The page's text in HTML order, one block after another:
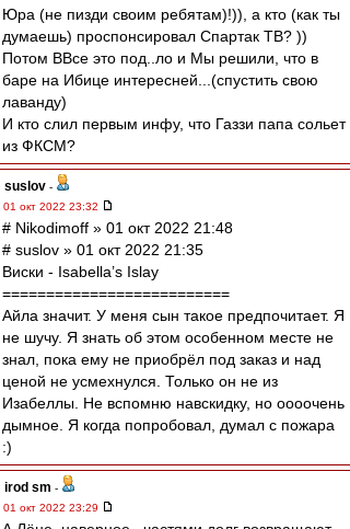
Юра (не пизди своим ребятам)!)), а кто (как ты
думаешь) проспонсировал Спартак ТВ? ))
Потом ВВсе это под..ло и Мы решили, что в
баре на Ибице интересней...(спустить свою
лаванду)
И кто слил первым инфу, что Газзи папа сольет
из ФКСМ?
suslov -
01 окт 2022 23:32
# Nikodimoff » 01 окт 2022 21:48
# suslov » 01 окт 2022 21:35
Виски - Isabella’s Islay
==========================
Айла значит. У меня сын такое предпочитает. Я
не шучу. Я знать об этом особенном месте не
знал, пока ему не приобрёл под заказ и над
ценой не усмехнулся. Только он не из
Изабеллы. Не вспомню навскидку, но оооочень
дымное. Я когда попробовал, думал с пожара
:)
irod sm -
01 окт 2022 23:29